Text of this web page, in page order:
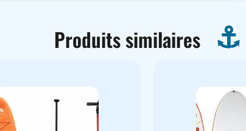
Produits similaires